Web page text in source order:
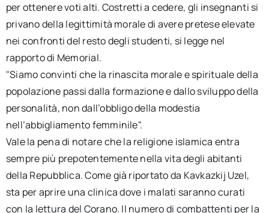
per ottenere voti alti. Costretti a cedere, gli insegnanti si
privano della legittimità morale di avere pretese elevate
nei confronti del resto degli studenti, si legge nel
rapporto di Memorial.
"Siamo convinti che la rinascita morale e spirituale della
popolazione passi dalla formazione e dallo sviluppo della
personalità, non dall’obbligo della modestia
nell’abbigliamento femminile".
Vale la pena di notare che la religione islamica entra
sempre più prepotentemente nella vita degli abitanti
della Repubblica. Come già riportato da Kavkazkij Uzel,
sta per aprire una clinica dove i malati saranno curati
con la lettura del Corano. Il numero di combattenti per la